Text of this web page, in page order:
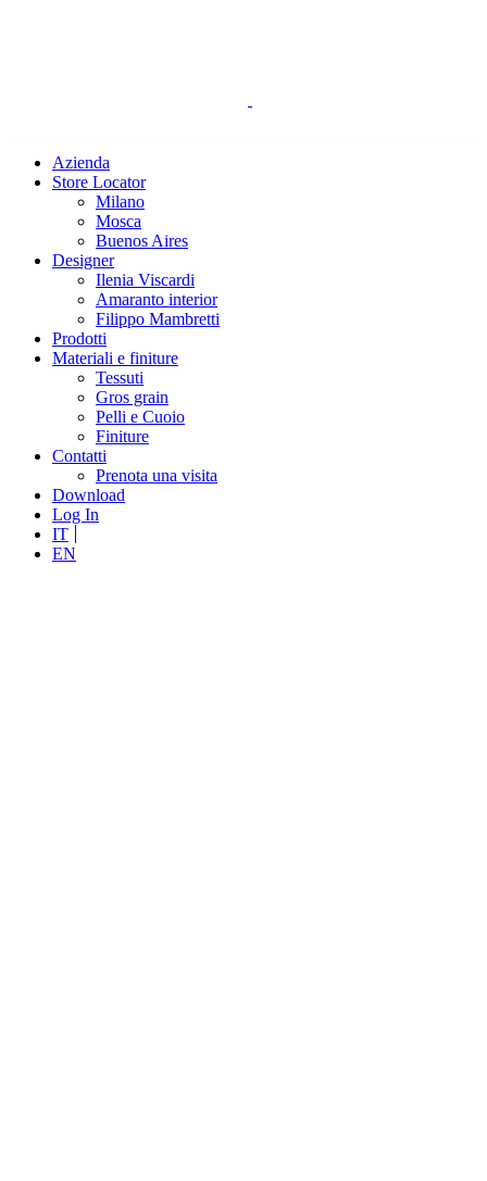
Azienda
Store Locator
Milano
Mosca
Buenos Aires
Designer
Ilenia Viscardi
Amaranto interior
Filippo Mambretti
Prodotti
Materiali e finiture
Tessuti
Gros grain
Pelli e Cuoio
Finiture
Contatti
Prenota una visita
Download
Log In
IT
EN